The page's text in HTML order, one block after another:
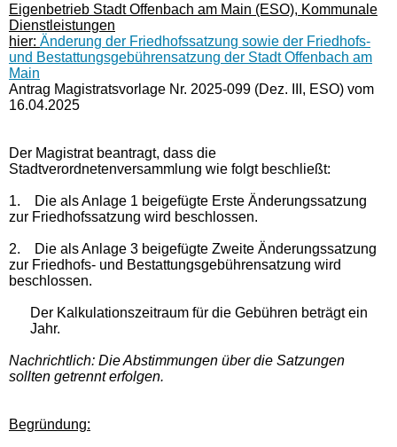
Eigenbetrieb Stadt Offenbach am Main (ESO), Kommunale
Dienstleistungen
hier: Änderung der Friedhofssatzung sowie der Friedhofs-
und Bestattungsgebührensatzung der Stadt Offenbach am
Main
Antrag Magistratsvorlage Nr. 2025-099 (Dez. III, ESO) vom
16.04.2025
Der Magistrat beantragt, dass die
Stadtverordnetenversammlung wie folgt beschließt:
1.
Die als Anlage 1 beigefügte Erste Änderungssatzung
zur Friedhofssatzung wird beschlossen.
2.
Die als Anlage 3 beigefügte Zweite Änderungssatzung
zur Friedhofs- und Bestattungsgebührensatzung wird
beschlossen.
Der Kalkulationszeitraum für die Gebühren beträgt ein
Jahr.
Nachrichtlich: Die Abstimmungen über die Satzungen
sollten getrennt erfolgen.
Begründung: